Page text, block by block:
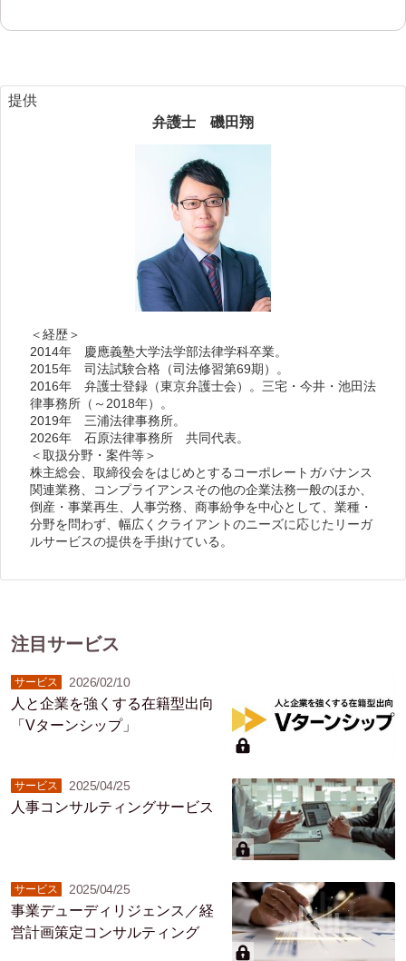
提供
弁護士 磯田翔
＜経歴＞
2014年 慶應義塾大学法学部法律学科卒業。
2015年 司法試験合格（司法修習第69期）。
2016年 弁護士登録（東京弁護士会）。三宅・今井・池田法
律事務所（～2018年）。
2019年 三浦法律事務所。
2026年 石原法律事務所 共同代表。
＜取扱分野・案件等＞
株主総会、取締役会をはじめとするコーポレートガバナンス
関連業務、コンプライアンスその他の企業法務一般のほか、
倒産・事業再生、人事労務、商事紛争を中心として、業種・
分野を問わず、幅広くクライアントのニーズに応じたリーガ
ルサービスの提供を手掛けている。
注目サービス
サービス 2026/02/10
人と企業を強くする在籍型出向
「Vターンシップ」
サービス 2025/04/25
人事コンサルティングサービス
サービス 2025/04/25
事業デューディリジェンス／経
営計画策定コンサルティング